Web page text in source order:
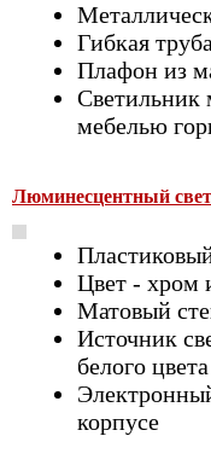
Гибкая
Плафон из
Светильник
мебелью
Люминесцентный
Цвет - хром
Матовый
Источник
белого цвета
корпусе